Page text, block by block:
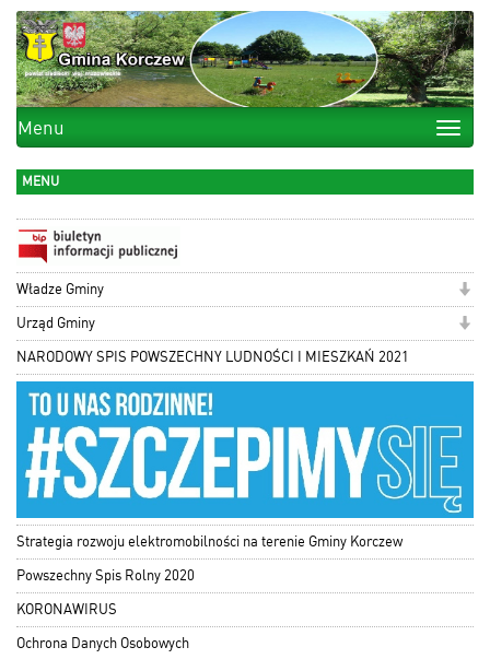
Toggle
Menu
MENU
Władze Gminy
Urząd Gminy
NARODOWY SPIS POWSZECHNY LUDNOŚCI I MIESZKAŃ 2021
Strategia rozwoju elektromobilności na terenie Gminy Korczew
Powszechny Spis Rolny 2020
KORONAWIRUS
Ochrona Danych Osobowych